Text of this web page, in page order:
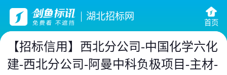
湖北招标网
首页
【招标信用】西北分公司-中国化学六化
建-西北分公司-阿曼中科负极项目-主材-